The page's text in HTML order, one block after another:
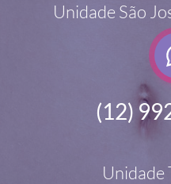
Unidade São
(12)
Unidade